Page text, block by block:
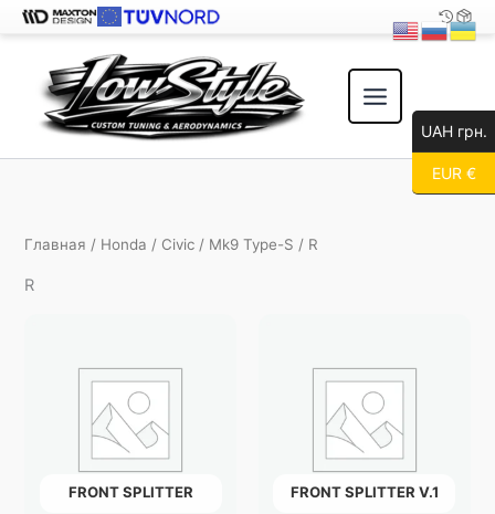
содержимому
Главная / Honda / Civic / Mk9 Type-S / R
R
FRONT SPLITTER FRONT SPLITTER V.1
UAH грн.
EUR €